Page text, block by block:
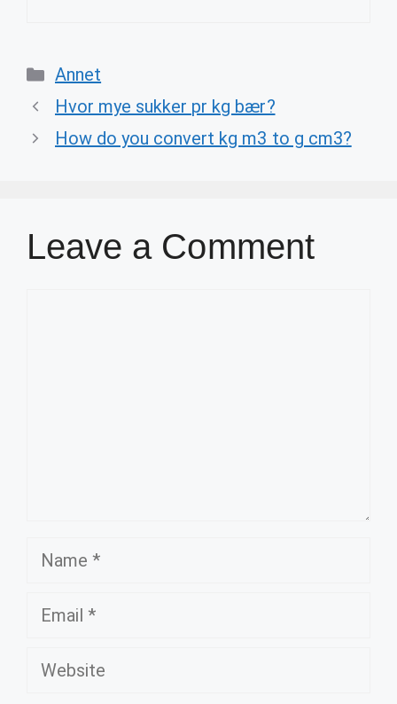
Categories
Annet
Hvor mye sukker pr kg bær?
How do you convert kg m3 to g cm3?
Leave a Comment
Name
Email
Website